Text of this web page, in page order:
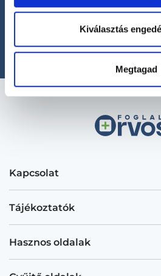
Kiválasztás
Megtagad
+36 1 700-
Kapcsolat
Tájékoztatók
Hasznos oldalak